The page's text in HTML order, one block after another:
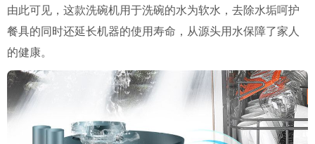
由此可见，这款洗碗机用于洗碗的水为软水，去除水垢呵护
餐具的同时还延长机器的使用寿命，从源头用水保障了家人
的健康。